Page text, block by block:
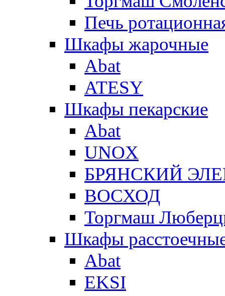
Печь
Шкафы жарочные
Abat
ATESY
Шкафы пекарские
Abat
UNOX
БРЯНСКИЙ
ВОСХОД
Торгмаш
Шкафы
Abat
EKSI